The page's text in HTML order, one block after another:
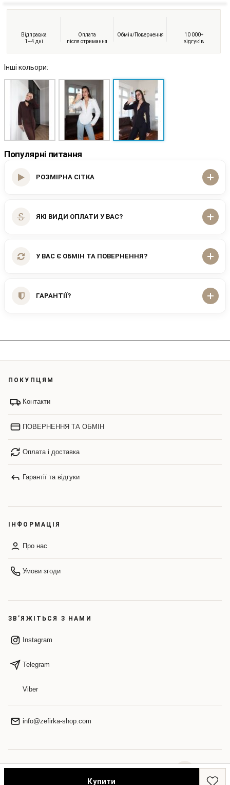
Купити
Відправка
1–4 дні
Оплата
після отримання
Обмін/Повернення
10 000+
відгуків
Інші кольори:
Популярні питання
РОЗМІРНА СІТКА
ЯКІ ВИДИ ОПЛАТИ У ВАС?
У ВАС Є ОБМІН ТА ПОВЕРНЕННЯ?
ГАРАНТІЇ?
ПОКУПЦЯМ
Контакти
ПОВЕРНЕННЯ ТА ОБМІН
Оплата і доставка
Гарантії та відгуки
ІНФОРМАЦІЯ
Про нас
Умови згоди
ЗВ’ЯЖІТЬСЯ З НАМИ
Instagram
Telegram
Viber
info@zefirka-shop.com
НАВЕРХ